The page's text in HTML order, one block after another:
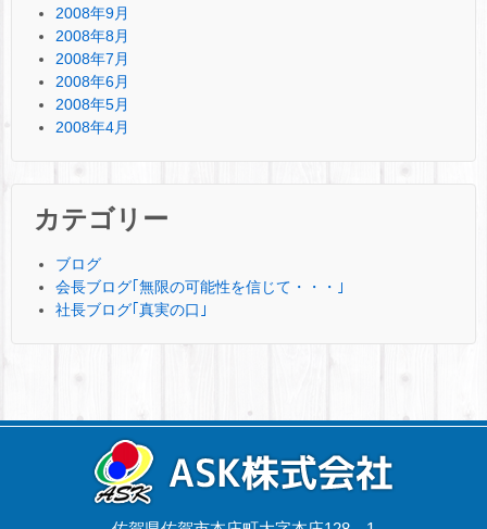
2008年9月
2008年8月
2008年7月
2008年6月
2008年5月
2008年4月
カテゴリー
ブログ
会長ブログ｢無限の可能性を信じて・・・｣
社長ブログ｢真実の口｣